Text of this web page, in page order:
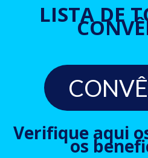
LISTA DE
Verifique aqui
os